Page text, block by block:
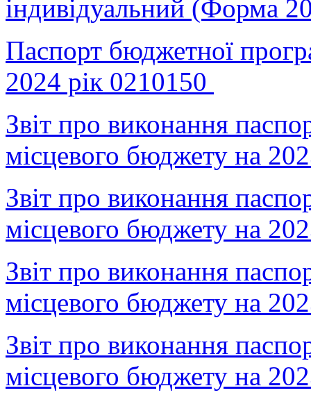
індивідуальний (Форма
Паспорт бюджетної
2024 рік 0210150
Звіт про виконання
місцевого бюджету на
Звіт про виконання
місцевого бюджету на
Звіт про виконання
місцевого бюджету на
Звіт про виконання
місцевого бюджету на